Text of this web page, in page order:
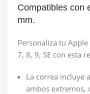
Compatibles con
mm.
Personaliza tu
7, 8, 9, SE con esta
La correa incluye
ambos extremos,